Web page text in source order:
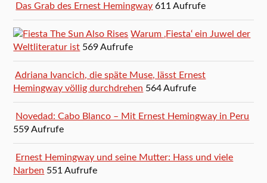
Das Grab des Ernest Hemingway 611 Aufrufe
Warum ‚Fiesta‘ ein Juwel der
Weltliteratur ist 569 Aufrufe
Adriana Ivancich, die späte Muse, lässt Ernest
Hemingway völlig durchdrehen 564 Aufrufe
Novedad: Cabo Blanco – Mit Ernest Hemingway in Peru
559 Aufrufe
Ernest Hemingway und seine Mutter: Hass und viele
Narben 551 Aufrufe